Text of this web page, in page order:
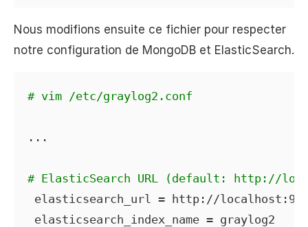
Nous modifions ensuite ce fichier pour respecter
notre configuration de MongoDB et ElasticSearch.
# vim /etc/graylog2.conf
...
# ElasticSearch URL (default: http://
elasticsearch_url = http://
elasticsearch_index_name = graylog2